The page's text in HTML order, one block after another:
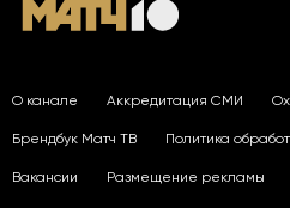
О канале Аккредитация СМИ
Брендбук Матч ТВ Политика
Вакансии Размещение рекламы